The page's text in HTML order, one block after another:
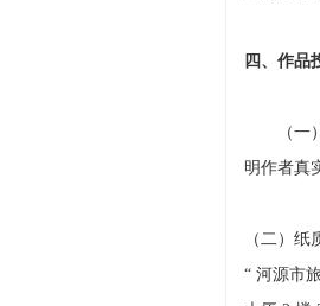
四、作品
（一）
明作者真
（二）
“ 河源市